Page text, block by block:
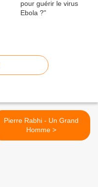
Pierre Rabhi - Un Grand
Homme >